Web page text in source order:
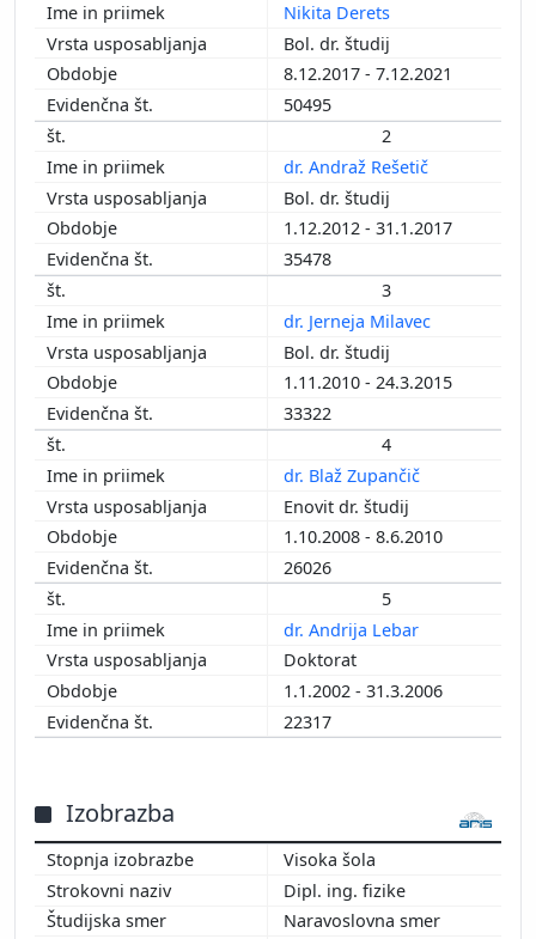
1990
1991
1992
1993
Nikita Derets
Bol. dr. študij
8.12.2017 - 7.12.2021
50495
2
dr. Andraž Rešetič
Bol. dr. študij
1.12.2012 - 31.1.2017
35478
3
dr. Jerneja Milavec
Bol. dr. študij
1.11.2010 - 24.3.2015
33322
4
dr. Blaž Zupančič
Enovit dr. študij
1.10.2008 - 8.6.2010
26026
5
dr. Andrija Lebar
Doktorat
1.1.2002 - 31.3.2006
22317
Izobrazba
Visoka šola
Dipl. ing. fizike
Naravoslovna smer